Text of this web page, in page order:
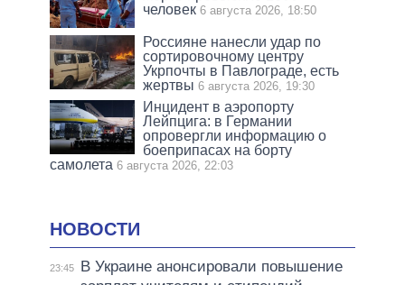
человек 6 августа 2026, 18:50
Россияне нанесли удар по
сортировочному центру
Укрпочты в Павлограде, есть
жертвы 6 августа 2026, 19:30
Инцидент в аэропорту
Лейпцига: в Германии
опровергли информацию о
боеприпасах на борту
самолета 6 августа 2026, 22:03
НОВОСТИ
23:45
В Украине анонсировали повышение